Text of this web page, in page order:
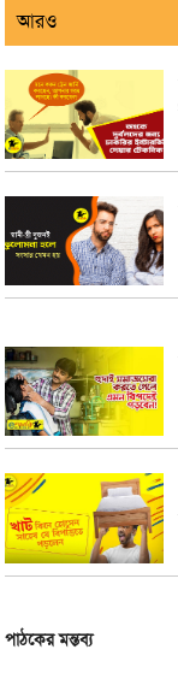
আরও
পাঠকের মন্তব্য